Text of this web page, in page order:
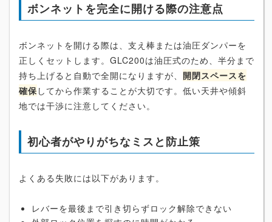
ボンネットを完全に開ける際の注意点
ボンネットを開ける際は、支え棒または油圧ダンパーを
正しくセットします。GLC200は油圧式のため、半分まで
持ち上げると自動で全開になりますが、 開閉スペースを
確保 してから作業することが大切です。低い天井や傾斜
地では干渉に注意してください。
初心者がやりがちなミスと防止策
よくある失敗には以下があります。
レバーを最後まで引き切らずロック解除できない